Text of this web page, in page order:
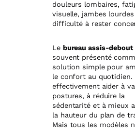
douleurs lombaires,
visuelle, jambes
difficulté à rester
Le bureau assis-debout
souvent présenté
solution simple pour
le confort au quotidien.
effectivement aider à
postures, à réduire la
sédentarité et à mieux
la hauteur du plan de
Mais tous les modèles